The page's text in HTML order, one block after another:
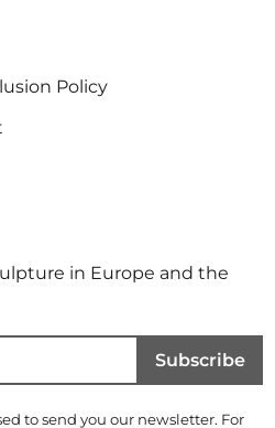
Policy
in Europe and the
Subscribe
to send you our newsletter. For